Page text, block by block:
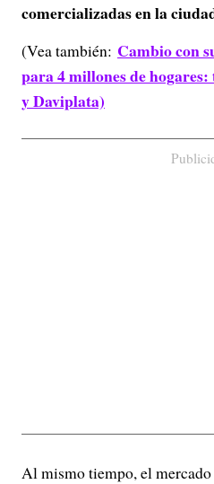
comercializadas en la
(Vea también: Cambio con
para 4 millones de
y Daviplata)
Al mismo tiempo, el